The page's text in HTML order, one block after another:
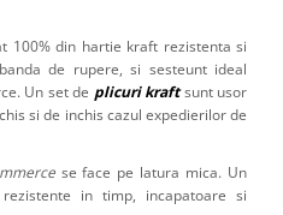
100% din hartie kraft rezistenta si
de rupere, si sesteunt ideal
Un set de plicuri kraftsunt usor
si de inchis cazul expedierilor de
se face pe latura mica. Un
in timp, incapatoare si